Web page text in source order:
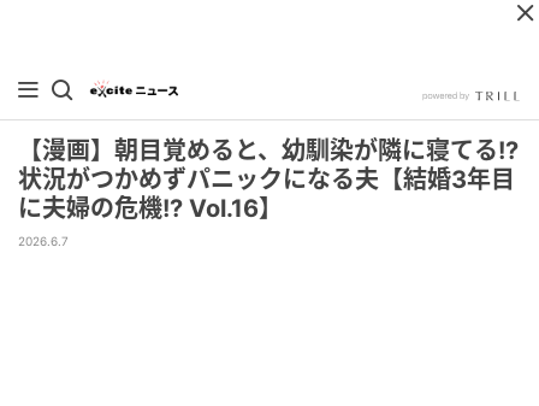
【漫画】朝目覚めると、幼馴染が隣に寝てる!?
状況がつかめずパニックになる夫【結婚3年目
に夫婦の危機!? Vol.16】
2026.6.7